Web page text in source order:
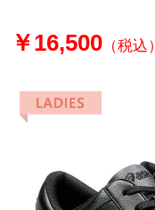
￥16,500（税込）